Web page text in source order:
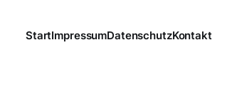
StartImpressumDatenschutzKontakt